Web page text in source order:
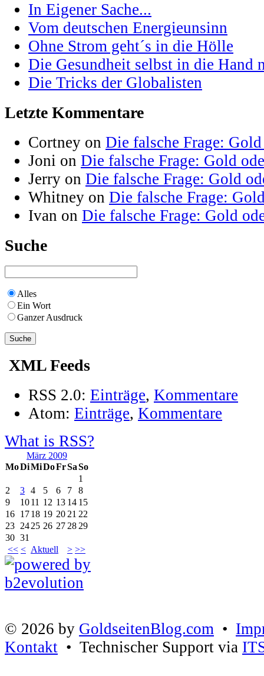
In Eigener Sache...
Vom deutschen Energieunsinn
Ohne Strom geht´s in die Hölle
Die Gesundheit selbst in die Hand
Die Tricks der Globalisten
Letzte Kommentare
Cortney on Die falsche Frage:
Joni on Die falsche Frage: Gold
Jerry on Die falsche Frage: Gold
Whitney on Die falsche Frage:
Ivan on Die falsche Frage: Gold
Suche
Alles
Ein Wort
Ganzer Ausdruck
XML Feeds
RSS 2.0: Einträge, Kommentare
Atom: Einträge, Kommentare
What is RSS?
März 2009
MoDiMiDoFrSaSo
<< < Aktuell > >>
1
2
3 4 5 6 7
8
9
1011 12 13 14 15
16 1718 19 20 21 22
23 2425 26 27 28 29
30 31
© 2026 by GoldseitenBlog.com •
Kontakt • Technischer Support via